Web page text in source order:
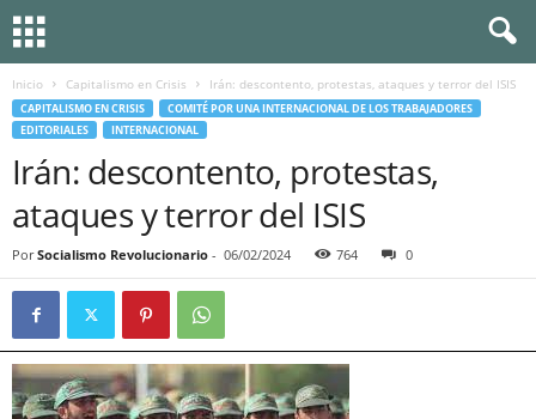
Inicio Capitalismo en Crisis Irán: descontento, protestas, ataques y terror del ISIS
CAPITALISMO EN CRISIS
COMITÉ POR UNA INTERNACIONAL DE LOS TRABAJADORES
EDITORIALES
INTERNACIONAL
Irán: descontento, protestas,
ataques y terror del ISIS
Por Socialismo Revolucionario - 06/02/2024 764 0